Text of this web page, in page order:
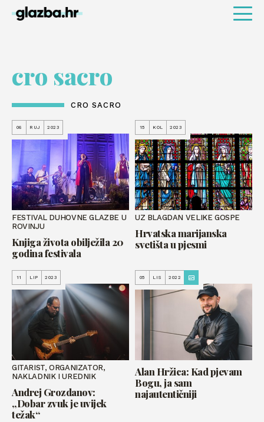
cro sacro
CRO SACRO
06 RUJ 2023
FESTIVAL DUHOVNE GLAZBE U
ROVINJU
Knjiga života obilježila 20
godina festivala
15 KOL 2023
UZ BLAGDAN VELIKE GOSPE
Hrvatska marijanska
svetišta u pjesmi
11 LIP 2023
GITARIST, ORGANIZATOR,
NAKLADNIK I UREDNIK
Andrej Grozdanov:
„Dobar zvuk je uvijek
težak“
05 LIS 2022
Alan Hržica: Kad pjevam
Bogu, ja sam
najautentičniji